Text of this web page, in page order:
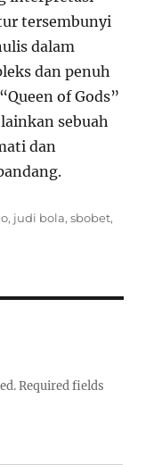
tersembunyi
dalam
dan penuh
of Gods”
sebuah
dan
, judi bola,sbobet,
Required fields